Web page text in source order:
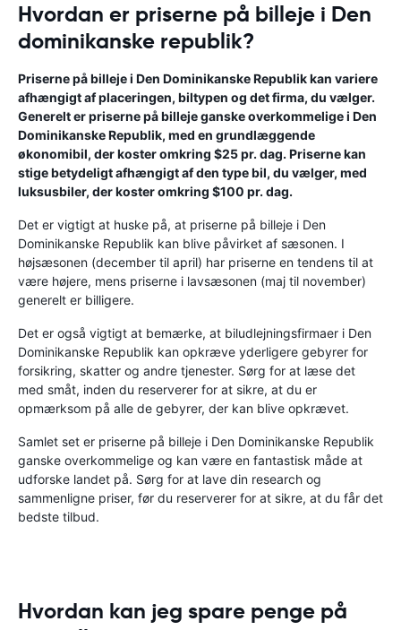
Hvordan er priserne på billeje i Den
dominikanske republik?
Priserne på billeje i Den Dominikanske Republik kan variere
afhængigt af placeringen, biltypen og det firma, du vælger.
Generelt er priserne på billeje ganske overkommelige i Den
Dominikanske Republik, med en grundlæggende
økonomibil, der koster omkring $25 pr. dag. Priserne kan
stige betydeligt afhængigt af den type bil, du vælger, med
luksusbiler, der koster omkring $100 pr. dag.
Det er vigtigt at huske på, at priserne på billeje i Den
Dominikanske Republik kan blive påvirket af sæsonen. I
højsæsonen (december til april) har priserne en tendens til at
være højere, mens priserne i lavsæsonen (maj til november)
generelt er billigere.
Det er også vigtigt at bemærke, at biludlejningsfirmaer i Den
Dominikanske Republik kan opkræve yderligere gebyrer for
forsikring, skatter og andre tjenester. Sørg for at læse det
med småt, inden du reserverer for at sikre, at du er
opmærksom på alle de gebyrer, der kan blive opkrævet.
Samlet set er priserne på billeje i Den Dominikanske Republik
ganske overkommelige og kan være en fantastisk måde at
udforske landet på. Sørg for at lave din research og
sammenligne priser, før du reserverer for at sikre, at du får det
bedste tilbud.
Hvordan kan jeg spare penge på